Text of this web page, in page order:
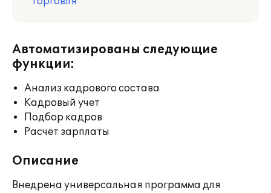
Автоматизированы следующие
функции:
Анализ кадрового состава
Кадровый учет
Подбор кадров
Расчет зарплаты
Описание
Внедрена универсальная программа для